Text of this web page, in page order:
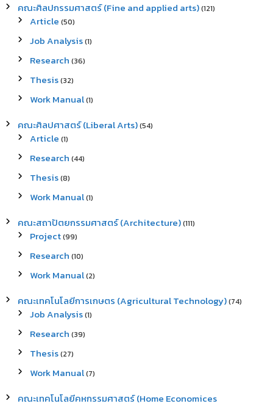
คณะศิลปกรรมศาสตร์ (Fine and applied arts)(121)
Article (50)
Job Analysis(1)
Research (36)
Thesis(32)
Work Manual(1)
คณะศิลปศาสตร์ (Liberal Arts)(54)
Article (1)
Research (44)
Thesis(8)
Work Manual(1)
คณะสถาปัตยกรรมศาสตร์ (Architecture)(111)
Project(99)
Research (10)
Work Manual(2)
คณะเทคโนโลยีการเกษตร (Agricultural Technology)(74)
Job Analysis(1)
Research (39)
Thesis(27)
Work Manual(7)
คณะเทคโนโลยีคหกรรมศาสตร์ (Home Economices